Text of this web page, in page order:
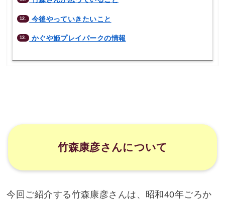
12. 今後やっていきたいこと
13. かぐや姫プレイパークの情報
竹森康彦さんについて
今回ご紹介する竹森康彦さんは、昭和40年ごろか